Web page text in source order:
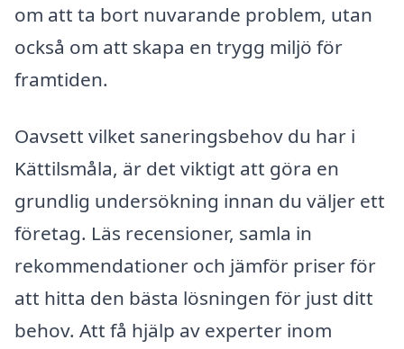
om att ta bort nuvarande problem, utan
också om att skapa en trygg miljö för
framtiden.
Oavsett vilket saneringsbehov du har i
Kättilsmåla, är det viktigt att göra en
grundlig undersökning innan du väljer ett
företag. Läs recensioner, samla in
rekommendationer och jämför priser för
att hitta den bästa lösningen för just ditt
behov. Att få hjälp av experter inom